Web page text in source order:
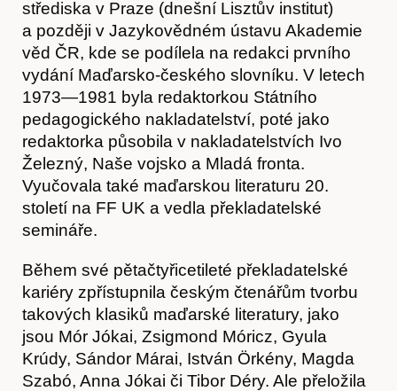
střediska v Praze (dnešní Lisztův institut)
a později v Jazykovědném ústavu Akademie
věd ČR, kde se podílela na redakci prvního
vydání Maďarsko-českého slovníku. V letech
1973—1981 byla redaktorkou Státního
pedagogického nakladatelství, poté jako
redaktorka působila v nakladatelstvích Ivo
Železný, Naše vojsko a Mladá fronta.
Vyučovala také maďarskou literaturu 20.
století na FF UK a vedla překladatelské
semináře.
Během své pětačtyřicetileté překladatelské
kariéry zpřístupnila českým čtenářům tvorbu
takových klasiků maďarské literatury, jako
jsou Mór Jókai, Zsigmond Móricz, Gyula
Krúdy, Sándor Márai, István Örkény, Magda
Szabó, Anna Jókai či Tibor Déry. Ale přeložila